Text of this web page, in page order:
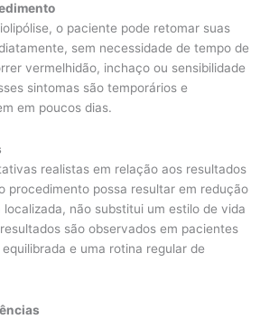
o paciente pode retomar suas
sem necessidade de tempo de
vermelhidão, inchaço ou sensibilidade
sintomas são temporários e
em poucos dias.
realistas em relação aos resultados
procedimento possa resultar em redução
não substitui um estilo de vida
são observados em pacientes
e uma rotina regular de